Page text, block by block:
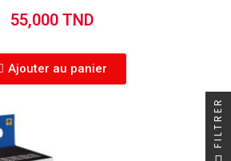
55,000 TND
Ajouter au panier
FILTRER